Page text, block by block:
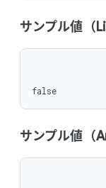
サンプル値（
false
サンプル値（